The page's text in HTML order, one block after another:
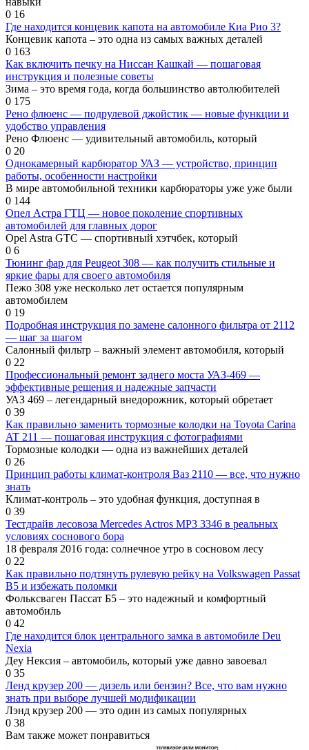
0 16
Где находится концевик капота на автомобиле Киа Рио 3?
Концевик капота – это одна из самых важных деталей
0 163
Как включить печку на Ниссан Кашкай — пошаговая
инструкция и полезные советы
Зима – это время года, когда большинство автолюбителей
0 175
Рено флюенс — подрулевой джойстик — новые функции и
удобство управления
Рено Флюенс — удивительный автомобиль, который
0 20
Однокамерный карбюратор УАЗ — устройство, принцип
работы, особенности настройки
В мире автомобильной техники карбюраторы уже уже были
0 144
Опел Астра ГТЦ — новое поколение спортивных
автомобилей для главных дорог
Opel Astra GTC — спортивный хэтчбек, который
0 6
Тюнинг фар для Peugeot 308 — как получить стильные и
яркие фары для своего автомобиля
Пежо 308 уже несколько лет остается популярным
автомобилем
0 19
Подробная инструкция по замене салонного фильтра от 2112
— шаг за шагом
Салонный фильтр – важный элемент автомобиля, который
0 22
Профессиональный ремонт заднего моста УАЗ-469 —
эффективные решения и надежные запчасти
УАЗ 469 – легендарный внедорожник, который обретает
0 39
Как правильно заменить тормозные колодки на Toyota Carina
AT 211 — пошаговая инструкция с фотографиями
Тормозные колодки — одна из важнейших деталей
0 26
Принцип работы климат-контроля Ваз 2110 — все, что нужно
знать
Климат-контроль – это удобная функция, доступная в
0 39
Тестдрайв лесовоза Mercedes Actros MP3 3346 в реальных
условиях соснового бора
18 февраля 2016 года: солнечное утро в сосновом лесу
0 22
Как правильно подтянуть рулевую рейку на Volkswagen Passat
B5 и избежать поломки
Фольксваген Пассат Б5 – это надежный и комфортный
автомобиль
0 42
Где находится блок центрального замка в автомобиле Deu
Nexia
Деу Нексия – автомобиль, который уже давно завоевал
0 35
Ленд крузер 200 — дизель или бензин? Все, что вам нужно
знать при выборе лучшей модификации
Лэнд крузер 200 — это один из самых популярных
0 38
Вам также может понравиться